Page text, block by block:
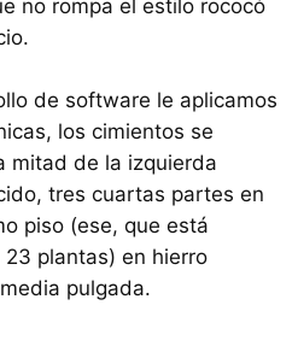
no rompa el estilo rococó
de software le aplicamos
los cimientos se
mitad de la izquierda
tres cuartas partes en
piso (ese, que está
plantas) en hierro
pulgada.